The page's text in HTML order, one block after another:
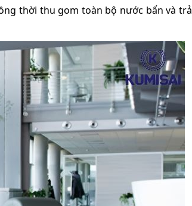
thời thu gom toàn bộ nước bẩn và trả